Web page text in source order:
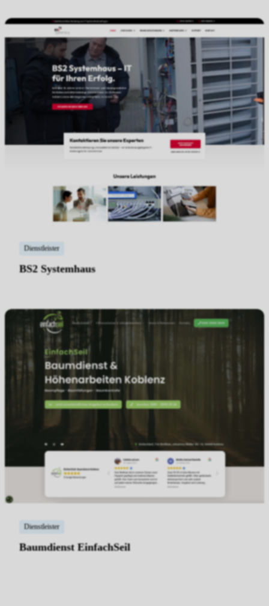
Dienstleister
BS2 Systemhaus
Dienstleister
Baumdienst EinfachSeil